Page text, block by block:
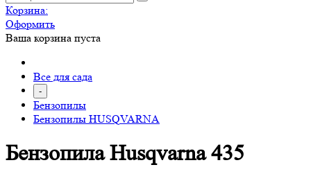
Корзина:
Оформить
Ваша корзина пуста
Все для сада
-
Бензопилы
Бензопилы HUSQVARNA
Бензопила Husqvarna 435